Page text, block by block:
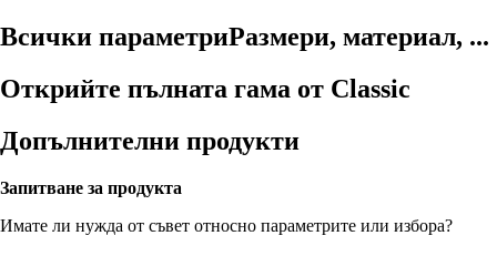
Всички параметриРазмери, материал, ...
Открийте пълната гама от Classic
Допълнителни продукти
Запитване за продукта
Имате ли нужда от съвет относно параметрите или избора?